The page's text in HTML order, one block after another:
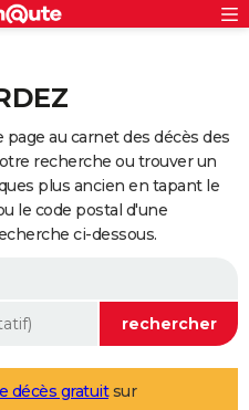
au carnet des décès des
recherche ou trouver un
plus ancien en tapant le
le code postal d'une
ci-dessous.
décès gratuitsur